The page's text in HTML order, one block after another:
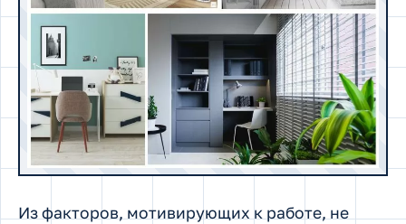
Из факторов, мотивирующих к работе, не